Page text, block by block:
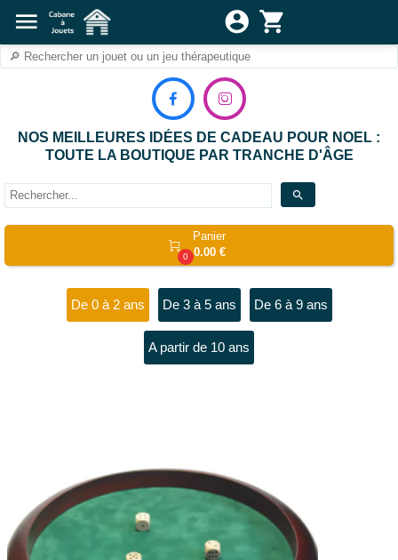
 
NOS MEILLEURES IDÉES DE CADEAU POUR NOEL :
TOUTE LA BOUTIQUE PAR TRANCHE D'ÂGE
search

0
Panier
0.00 €
De 0 à 2 ans De 3 à 5 ans De 6 à 9 ans
A partir de 10 ans
menu account_circle shopping_cart